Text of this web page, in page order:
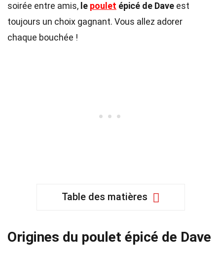
soirée entre amis, le poulet épicé de Dave est
toujours un choix gagnant. Vous allez adorer
chaque bouchée !
Table des matières
Origines du poulet épicé de Dave